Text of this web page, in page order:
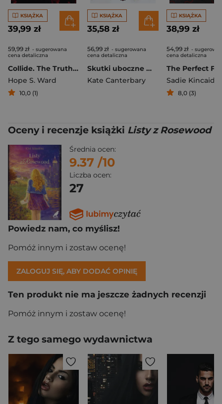
KSIĄŻKA
39,99 zł
59,99 zł - sugerowana
cena detaliczna
Collide. The Truth Between Us
Hope S. Ward
10,0 (1)
KSIĄŻKA
35,58 zł
56,99 zł - sugerowana
cena detaliczna
Skutki uboczne miłości
Kate Canterbary
KSIĄŻKA
38,99 zł
54,99 zł -
cena detaliczna
Sadie Kincaid
8,0 (3)
Oceny i recenzje książki Listy z Rosewood
Średnia ocen:
9.37 /10
Liczba ocen:
27
Powiedz nam, co myślisz!
Pomóż innym i zostaw ocenę!
ZALOGUJ SIĘ, ABY DODAĆ OPINIĘ
Ten produkt nie ma jeszcze żadnych recenzji
Pomóż innym i zostaw ocenę!
Z tego samego wydawnictwa